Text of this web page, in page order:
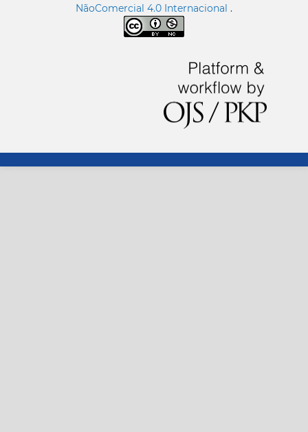
NãoComercial 4.0 Internacional .